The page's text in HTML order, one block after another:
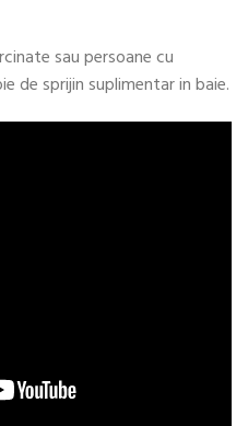
sau persoane cu
de sprijin suplimentar in baie.